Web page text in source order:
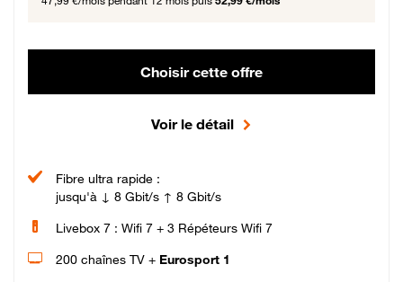
Choisir cette offre
Voir le détail
Fibre ultra rapide :
jusqu'à ↓ 8 Gbit/s ↑ 8 Gbit/s
Livebox 7 : Wifi 7 + 3 Répéteurs Wifi 7
200 chaînes TV + Eurosport 1